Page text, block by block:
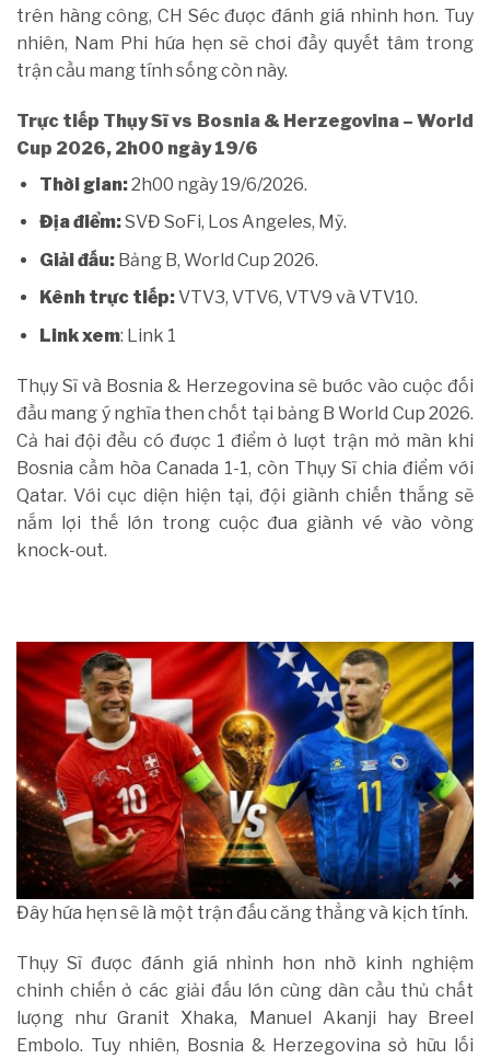
trên hàng công, CH Séc được đánh giá nhỉnh hơn. Tuy
nhiên, Nam Phi hứa hẹn sẽ chơi đầy quyết tâm trong
trận cầu mang tính sống còn này.
Trực tiếp Thụy Sĩ vs Bosnia & Herzegovina – World
Cup 2026, 2h00 ngày 19/6
Thời gian:2h00 ngày 19/6/2026.
Địa điểm:SVĐ SoFi, Los Angeles, Mỹ.
Giải đấu:Bảng B, World Cup 2026.
Kênh trực tiếp:VTV3, VTV6, VTV9 và VTV10.
Link xem: Link 1
Thụy Sĩ và Bosnia & Herzegovina sẽ bước vào cuộc đối
đầu mang ý nghĩa then chốt tại bảng B World Cup 2026.
Cả hai đội đều có được 1 điểm ở lượt trận mở màn khi
Bosnia cầm hòa Canada 1-1, còn Thụy Sĩ chia điểm với
Qatar. Với cục diện hiện tại, đội giành chiến thắng sẽ
nắm lợi thế lớn trong cuộc đua giành vé vào vòng
knock-out.
Đây hứa hẹn sẽ là một trận đấu căng thẳng và kịch tính.
Thụy Sĩ được đánh giá nhỉnh hơn nhờ kinh nghiệm
chinh chiến ở các giải đấu lớn cùng dàn cầu thủ chất
lượng như Granit Xhaka, Manuel Akanji hay Breel
Embolo. Tuy nhiên, Bosnia & Herzegovina sở hữu lối